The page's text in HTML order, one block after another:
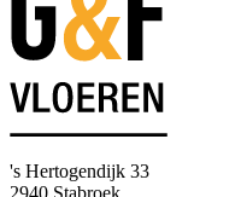
's Hertogendijk 33
2940 Stabroek